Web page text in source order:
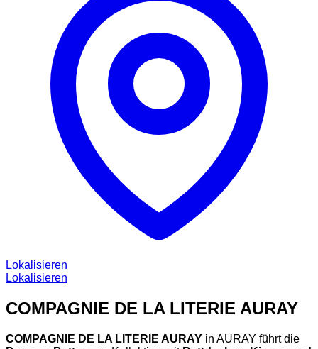
Lokalisieren
Lokalisieren
COMPAGNIE DE LA LITERIE AURAY
COMPAGNIE DE LA LITERIE AURAY in AURAY führt die